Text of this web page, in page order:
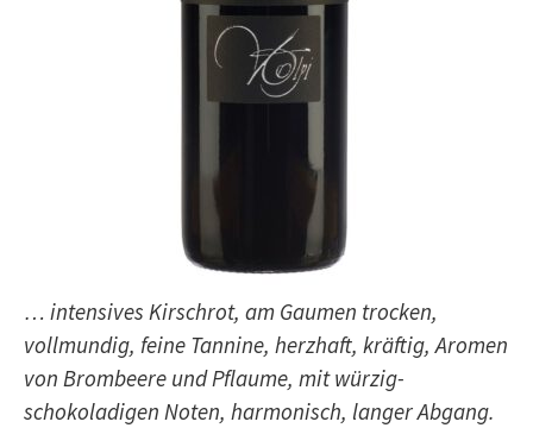
… intensives Kirschrot, am Gaumen trocken,
vollmundig, feine Tannine, herzhaft, kräftig, Aromen
von Brombeere und Pflaume, mit würzig-
schokoladigen Noten, harmonisch, langer Abgang.